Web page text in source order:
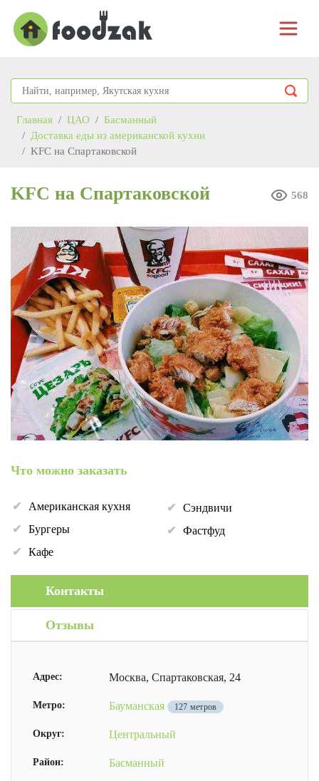
Главная ЦАО
Басманный
Доставка еды из американской кухни
KFC на Спартаковской
KFC на Спартаковской 568
Что можно заказать
Американская кухня
Бургеры
Кафе
Сэндвичи
Фастфуд
Контакты
Отзывы
Адрес: Москва, Спартаковская, 24
Метро: Бауманская 127 метров
Округ: Центральный
Район: Басманный